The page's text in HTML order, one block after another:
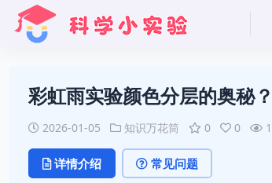
彩虹雨实验颜色分层的奥秘
2026-01-05 知识万花筒 0 0
详情介绍 常见问题